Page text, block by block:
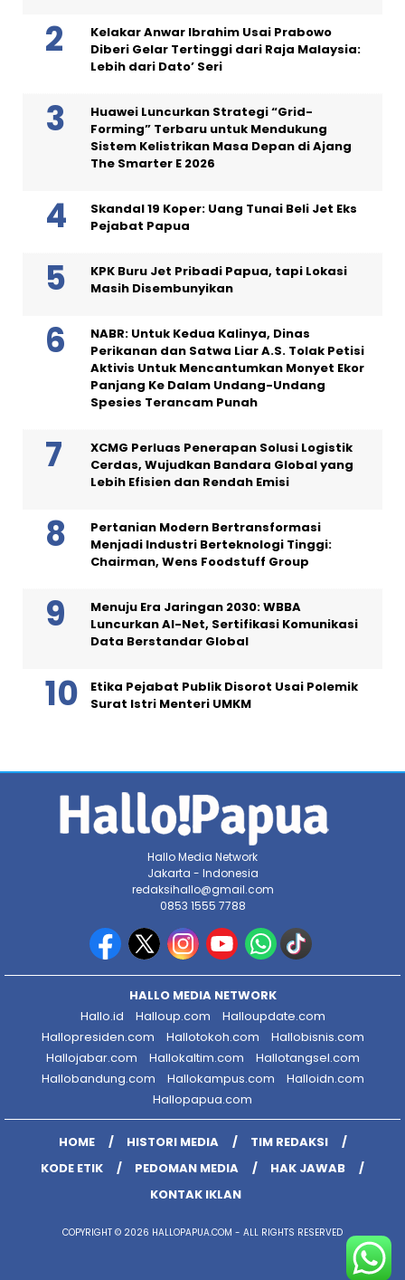
Kelakar Anwar Ibrahim Usai Prabowo
Diberi Gelar Tertinggi dari Raja Malaysia:
Lebih dari Dato’ Seri
Huawei Luncurkan Strategi “Grid-
Forming” Terbaru untuk Mendukung
Sistem Kelistrikan Masa Depan di Ajang
The Smarter E 2026
Skandal 19 Koper: Uang Tunai Beli Jet Eks
Pejabat Papua
KPK Buru Jet Pribadi Papua, tapi Lokasi
Masih Disembunyikan
NABR: Untuk Kedua Kalinya, Dinas
Perikanan dan Satwa Liar A.S. Tolak Petisi
Aktivis Untuk Mencantumkan Monyet Ekor
Panjang Ke Dalam Undang-Undang
Spesies Terancam Punah
XCMG Perluas Penerapan Solusi Logistik
Cerdas, Wujudkan Bandara Global yang
Lebih Efisien dan Rendah Emisi
Pertanian Modern Bertransformasi
Menjadi Industri Berteknologi Tinggi:
Chairman, Wens Foodstuff Group
Menuju Era Jaringan 2030: WBBA
Luncurkan AI-Net, Sertifikasi Komunikasi
Data Berstandar Global
Etika Pejabat Publik Disorot Usai Polemik
Surat Istri Menteri UMKM
Hallo Media Network
Jakarta - Indonesia
redaksihallo@gmail.com
0853 1555 7788
HALLO MEDIA NETWORK
Hallo.id
Halloup.com
Halloupdate.com
Hallopresiden.com
Hallotokoh.com
Hallobisnis.com
Hallojabar.com
Hallokaltim.com
Hallotangsel.com
Hallobandung.com
Hallokampus.com
Halloidn.com
Hallopapua.com
HOME HISTORI MEDIA
TIM REDAKSI
KODE ETIK
PEDOMAN MEDIA
HAK JAWAB
KONTAK IKLAN
COPYRIGHT © 2026 HALLOPAPUA.COM - ALL RIGHTS RESERVED